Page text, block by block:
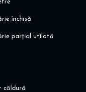
fitnes, bazin de inot,
Park, Mercedes-
închisă
parțial utilată
căldură